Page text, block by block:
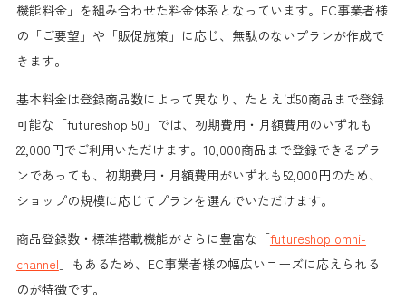
機能料金」を組み合わせた料金体系となっています。EC事業者様
の「ご要望」や「販促施策」に応じ、無駄のないプランが作成で
きます。
基本料金は登録商品数によって異なり、たとえば50商品まで登録
可能な「futureshop 50」では、初期費用・月額費用のいずれも
22,000円でご利用いただけます。10,000商品まで登録できるプラ
ンであっても、初期費用・月額費用がいずれも52,000円のため、
ショップの規模に応じてプランを選んでいただけます。
商品登録数・標準搭載機能がさらに豊富な「futureshop omni-
channel 」もあるため、EC事業者様の幅広いニーズに応えられる
のが特徴です。